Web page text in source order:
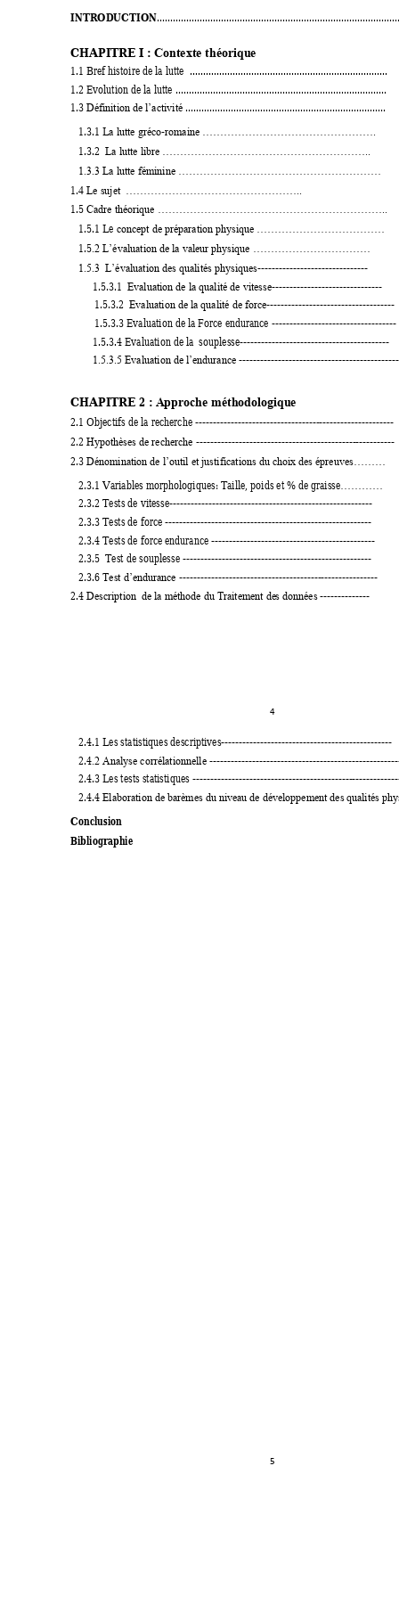
INTRODUCTION
CHAPITRE I : Contexte théorique
1.1 Bref histoire de la lutte  ..........................................................................
1.2 Evolution de la lutte ...............................................................................
1.3 Définition de l’activité ...........................................................................
   1.3.1 L
a lutte gréco-romaine ………………………………………….
   1.3.2
La lutte libre …………………………………………………..
1.3.3 La lutte féminine
1.4 Le sujet  …………………………………………..
1.5 Cadre théorique ………………………………………………………..
   1.5.1 Le
concept de préparation physique ………………………………
   1.5
.2 L’évaluation de la valeur physique
1.5.3  L’évaluation des qualités physiques-------------------------------
1.5.3.1 Evaluation de la qualité de vitesse-------------------------------
         1.5.3.2
Evaluation de la qualité de force------------------------------------
         1.5.3.3 Evaluation de la Force endurance -----------------------------------
                1.5.3.4 Evaluation de la  souplesse------------------------------------------
1.5.3.5 Evaluation de l’endurance ---------------------------
CHAPITRE 2 : Approche méthodologique
2.1 Objectifs de la recherche --------------------------------------------------------
2.2 Hypothèses de recherche --------------------------------------------------------
2.3 Dénomination de l’outil et justifications du choix des épreuves………
   2.3.1 Variables morphologiques: Taille, poids et % de graisse
   2.3.2 Tests de vitesse--------------------------------------
-------------------
   2.3.3 Tests de force ----------------------------------------
------------------
   2.3.4 Tests de force endurance ----------------------------------------------
   2.3.5  Test de souplesse -----------------------------------------------------
   2.3.6
Test d’endurance --------------------------------------------------------
2.4 Description  de la méthode du Traitement des données --------------
4
   2.4.1 Les statistiques descriptives------------------------------------------------
   2.4
.2 Analyse corrélationnelle
   2.4.3 Les tests statistiques ---------------------------------------------
----
   2.4.4
Elaboration de barèmes du niveau de développement des qualités
Conclusion
Bibliographie
5